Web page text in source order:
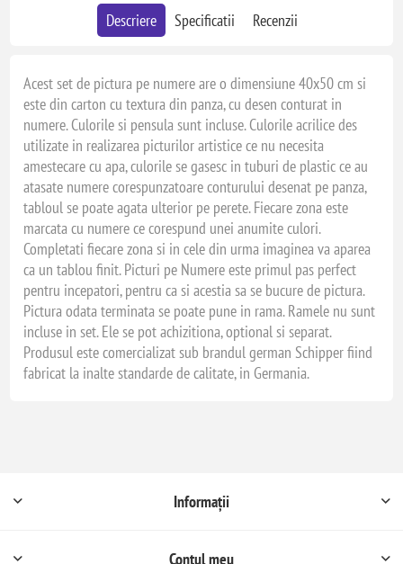
Descriere Specificatii Recenzii
Acest set de pictura pe numere are o dimensiune 40x50 cm si
este din carton cu textura din panza, cu desen conturat in
numere. Culorile si pensula sunt incluse. Culorile acrilice des
utilizate in realizarea picturilor artistice ce nu necesita
amestecare cu apa, culorile se gasesc in tuburi de plastic ce au
atasate numere corespunzatoare conturului desenat pe panza,
tabloul se poate agata ulterior pe perete. Fiecare zona este
marcata cu numere ce corespund unei anumite culori.
Completati fiecare zona si in cele din urma imaginea va aparea
ca un tablou finit. Picturi pe Numere este primul pas perfect
pentru incepatori, pentru ca si acestia sa se bucure de pictura.
Pictura odata terminata se poate pune in rama. Ramele nu sunt
incluse in set. Ele se pot achizitiona, optional si separat.
Produsul este comercializat sub brandul german Schipper fiind
fabricat la inalte standarde de calitate, in Germania.
Informații
Contul meu